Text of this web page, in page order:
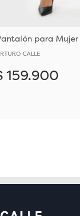
CALLE
159.900